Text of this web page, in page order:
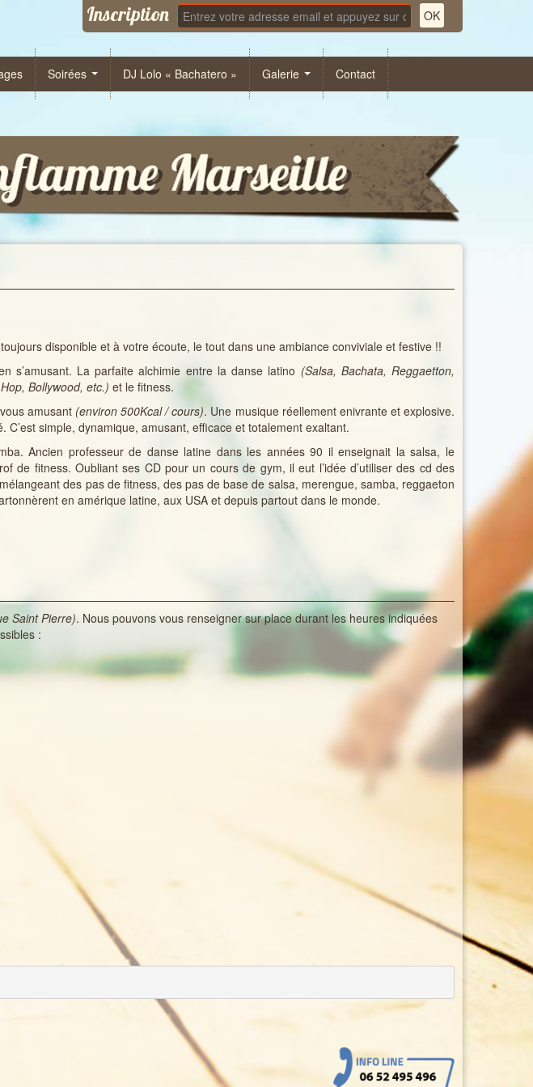
Inscription
Soirées DJ Lolo « Bachatero » Galerie Contact
disponible et à votre écoute, le tout dans une ambiance conviviale et festive !!
La parfaite alchimie entre la danse latino (Salsa, Bachata, Reggaetton,
Bollywood, etc.) et le fitness.
amusant (environ 500Kcal / cours). Une musique réellement enivrante et explosive.
simple, dynamique, amusant, efficace et totalement exaltant.
Ancien professeur de danse latine dans les années 90 il enseignait la salsa, le
de fitness. Oubliant ses CD pour un cours de gym, il eut l’idée d’utiliser des cd des
des pas de fitness, des pas de base de salsa, merengue, samba, reggaeton
en amérique latine, aux USA et depuis partout dans le monde.
Saint Pierre). Nous pouvons vous renseigner sur place durant les heures indiquées
: